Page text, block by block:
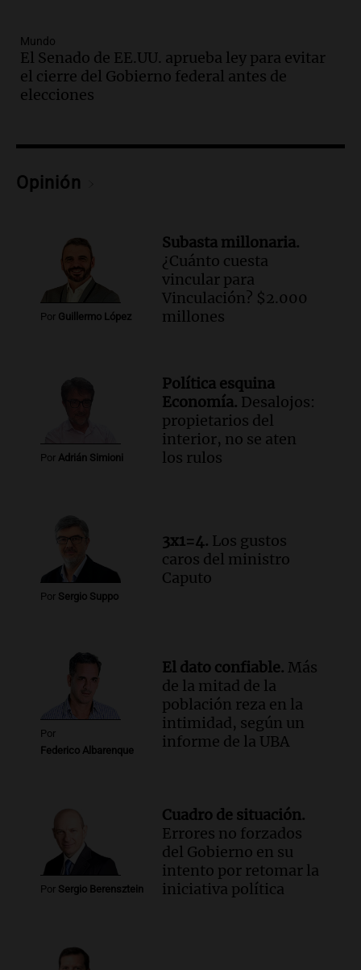
Episodios
Audio.Mateo, a los 25 años, lucha
para poder seguir viviend
Episodios
en CABA
Una mañana para todos
Episodios
Audio.
Altas Cumbres: rescataron a una
cabra que llevaba ocho días atrapada en
Audio.
Chile planteó mejorar la
conectividad fronteriza, aérea y digital
Panorama Federal
proteínas
Una mañana para todos
Episodios
Audio.Investigan un asalto millonario a
la cooperativa Talamochita en Villa
Episodios
Mundo
El Senado de EE.UU. aprueba ley para evitar
el cierre del Gobierno federal antes de
elecciones
Opinión
Por Guillermo López
Subasta millonaria.
¿Cuánto cuesta
vincular para
Vinculación? $2.000
millones
Por Adrián Simioni
Política esquina
Economía. Desalojos:
propietarios del
interior, no se aten
los rulos
Por Sergio Suppo
3x1=4. Los gustos
caros del ministro
Caputo
Por
Federico Albarenque
El dato confiable. Más
de la mitad de la
población reza en la
intimidad, según un
informe de la UBA
Por Sergio Berensztein
Cuadro de situación.
Errores no forzados
del Gobierno en su
intento por retomar la
iniciativa política